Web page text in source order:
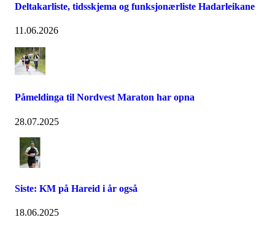
Deltakarliste, tidsskjema og funksjonærliste Hadarleikane
11.06.2026
Påmeldinga til Nordvest Maraton har opna
28.07.2025
Siste: KM på Hareid i år også
18.06.2025